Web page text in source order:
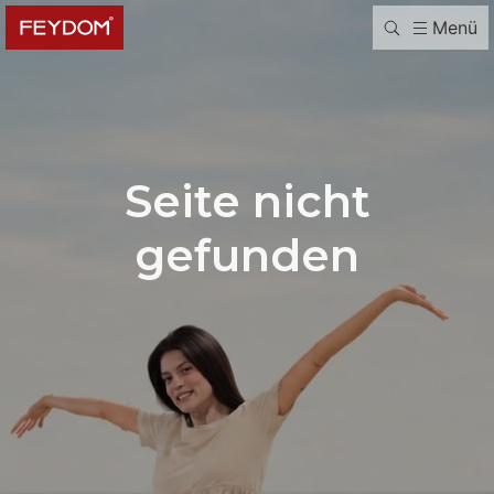
Menü
Seite nicht
gefunden